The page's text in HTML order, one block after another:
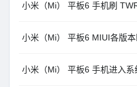
小米（Mi） 平板6 手机刷
小米（Mi） 平板6 MIUI各版
小米（Mi） 平板6 手机进入